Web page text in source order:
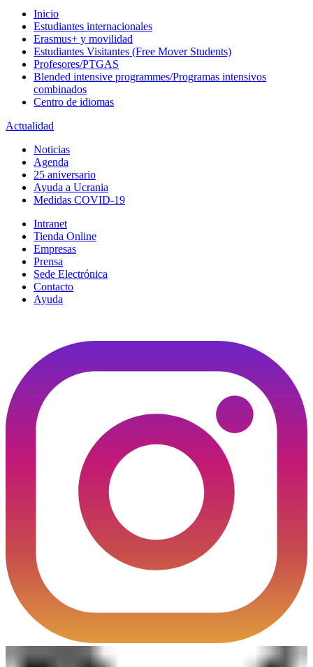
Inicio
Estudiantes internacionales
Erasmus+ y movilidad
Estudiantes Visitantes (Free Mover Students)
Profesores/PTGAS
Blended intensive programmes/Programas intensivos
combinados
Centro de idiomas
Actualidad
Noticias
Agenda
25 aniversario
Ayuda a Ucrania
Medidas COVID-19
Intranet
Tienda Online
Empresas
Prensa
Sede Electrónica
Contacto
Ayuda